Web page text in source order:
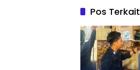
Pos Terkait